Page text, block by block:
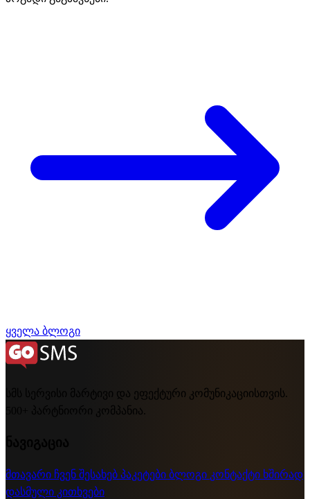
ყველა ბლოგი
სმს სერვისი მარტივი და ეფექტური კომუნიკაციისთვის.
500+ პარტნიორი კომპანია.
მთავარი ჩვენ შესახებ პაკეტები ბლოგი კონტაქტი ხშირად
დასმული კითხვები